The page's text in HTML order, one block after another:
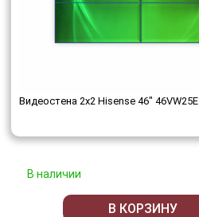
Видеостена 2x2 Hisense 46" 46VW25E
В наличии
В КОРЗИНУ